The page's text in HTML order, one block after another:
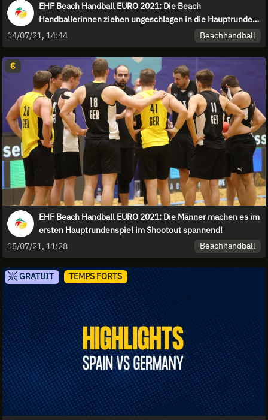
EHF Beach Handball EURO 2021: Die Beach
Handballerinnen ziehen ungeschlagen in die Hauptrunde
ein!
14/07/21, 14:44 Beachhandball
€
EHF Beach Handball EURO 2021: Die Männer machen es im
ersten Hauptrundenspiel im Shootout spannend!
15/07/21, 11:28
Beachhandball
GRATUIT TEMPS FORTS